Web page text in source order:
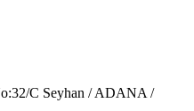
C Seyhan / ADANA /